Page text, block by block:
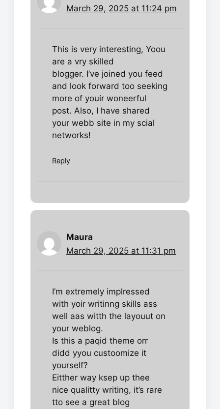
March 29, 2025 at 11:24 pm
This is very interesting, Yoou
are a vry skilled
blogger. I’ve joined you feed
and look forward too seeking
more of youir woneerful
post. Also, I have shared
your webb site in my scial
networks!
Reply
Maura
March 29, 2025 at 11:31 pm
I’m extremely implressed
with yoir writinng skills ass
well aas witth the layouut on
your weblog.
Is this a paqid theme orr
didd yyou custoomize it
yourself?
Eitther way ksep up thee
nice qualitty writing, it’s rare
tto see a great blog